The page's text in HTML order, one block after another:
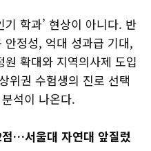
학과’ 현상이 아니다. 반
정성, 억대 성과급 기대,
확대와 지역의사제 도입
위권 수험생의 진로 선택
석이 나온다.
…서울대 자연대 앞질렀